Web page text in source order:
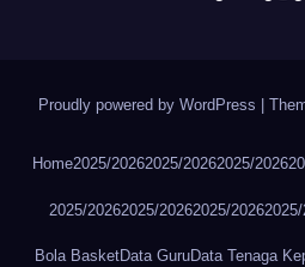
Proudly powered by WordPress
Home2025/20262025/20262025/2026
2025/20262025/20262025/20262025/
Bola BasketData GuruData Tenaga